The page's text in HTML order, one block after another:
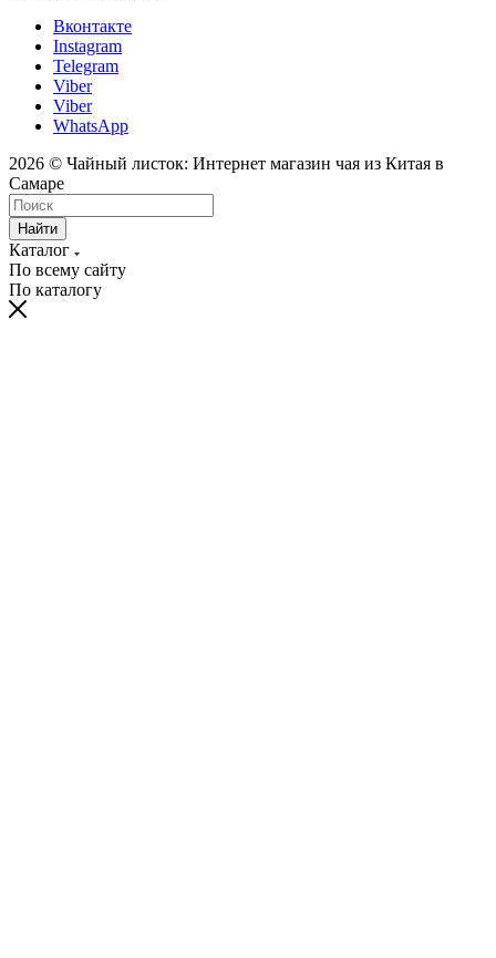
Вконтакте
Instagram
Telegram
Viber
Viber
WhatsApp
2026 © Чайный листок: Интернет магазин чая из Китая в
Самаре
Найти
Каталог
По всему сайту
По каталогу